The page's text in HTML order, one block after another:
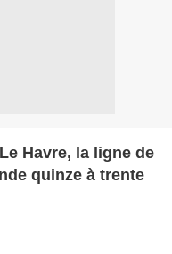
Havre, la ligne de
quinze à trente